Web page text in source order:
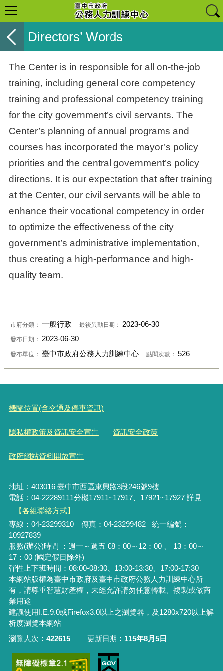
Directors’ Words
The Center is in responsible for all on-the-job
training, including general core competency
training and professional competency training
for the city government’s civil servants. The
Center’s planning of annual programs and
courses has incorporated the mayor’s policy
priorities and the central government’s policy
directions. It is our expectation that after training
at the Center, our civil servants will be able to
enhance their vocational competency in order
to optimize the effectiveness of the city
government’s administrative implementation,
thus creating a high-performance and high-
quality team.
市府分類： 一般行政 最後異動日期： 2023-06-30
發布日期： 2023-06-30
發布單位： 臺中市政府公務人力訓練中心 點閱次數： 526
機關位置(含交通及停車資訊)
隱私權政策及資訊安全宣告 資訊安全政策
政府網站資料開放宣告
地址：403016 臺中市西區東興路3段246號9樓
電話：04-22289111分機17911~17917、17921~17927 詳見
【各組聯絡方式】
專線：04-23299310 傳真：04-23299482 統一編號：
10927839
服務(辦公)時間 ：週一～週五 08：00～12：00 、 13：00～
17：00 (國定假日除外)
彈性上下班時間：08:00-08:30、13:00-13:30、17:00-17:30
本網站版權為臺中市政府及臺中市政府公務人力訓練中心所
有，請尊重智慧財產權，未經允許請勿任意轉載、複製或做商
業用途
建議使用I.E.9.0或Firefox3.0以上之瀏覽器，及1280x720以上解
析度瀏覽本網站
瀏覽人次
422615 更新日期 115年8月5日